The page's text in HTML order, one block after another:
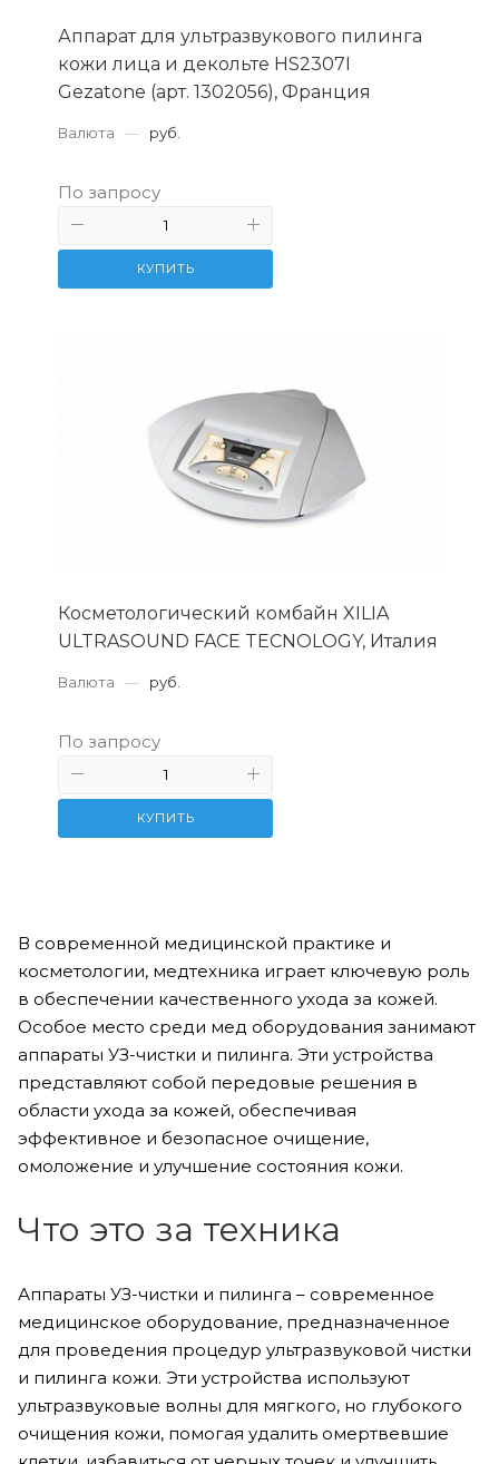
Аппарат для ультразвукового пилинга
кожи лица и декольте HS2307I
Gezatone (арт. 1302056), Франция
Валюта — руб.
По запросу
КУПИТЬ
Косметологический комбайн XILIA
ULTRASOUND FACE TECNOLOGY, Италия
Валюта — руб.
По запросу
КУПИТЬ
В современной медицинской практике и
косметологии, медтехника играет ключевую роль
в обеспечении качественного ухода за кожей.
Особое место среди мед оборудования занимают
аппараты УЗ-чистки и пилинга. Эти устройства
представляют собой передовые решения в
области ухода за кожей, обеспечивая
эффективное и безопасное очищение,
омоложение и улучшение состояния кожи.
Что это за техника
Аппараты УЗ-чистки и пилинга – современное
медицинское оборудование, предназначенное
для проведения процедур ультразвуковой чистки
и пилинга кожи. Эти устройства используют
ультразвуковые волны для мягкого, но глубокого
очищения кожи, помогая удалить омертвевшие